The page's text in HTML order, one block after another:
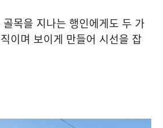
목을 지나는 행인에게도 두 가
이며 보이게 만들어 시선을 잡